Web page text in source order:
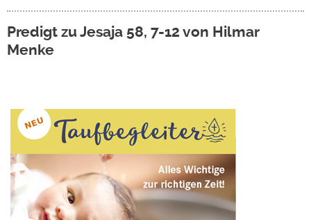
Predigt zu Jesaja 58, 7-12 von Hilmar
Menke